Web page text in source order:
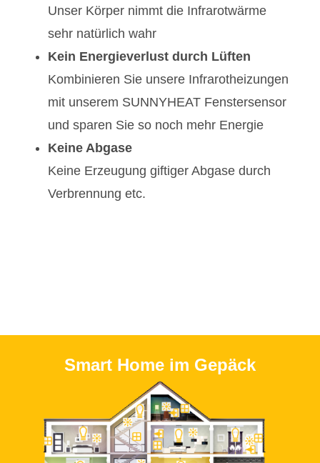
Unser Körper nimmt die Infrarotwärme
sehr natürlich wahr
Kein Energieverlust durch Lüften
Kombinieren Sie unsere Infrarotheizungen
mit unserem SUNNYHEAT Fenstersensor
und sparen Sie so noch mehr Energie
Keine Abgase
Keine Erzeugung giftiger Abgase durch
Verbrennung etc.
Smart Home im Gepäck